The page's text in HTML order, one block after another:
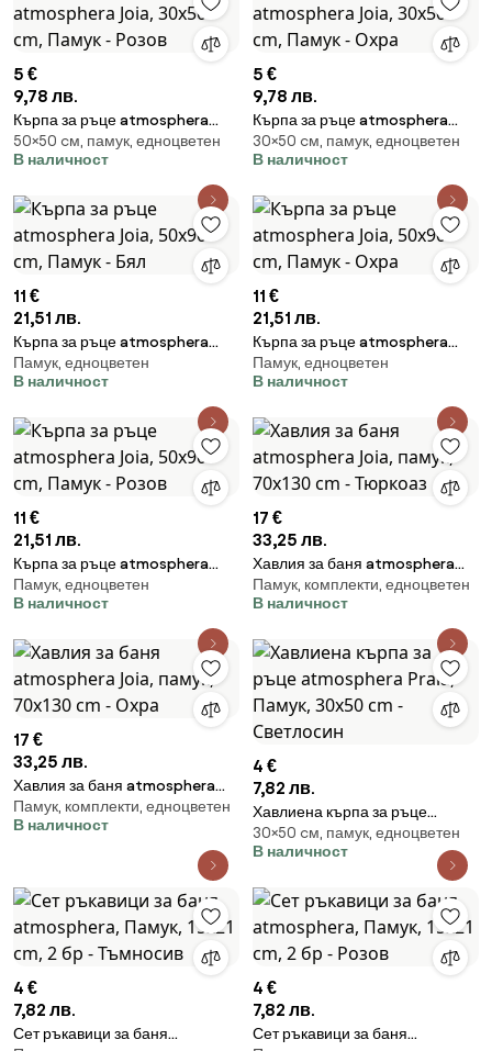
5 €
9,78 лв.
Кърпа за ръце atmosphera
Joia, 30x50 cm, Памук - Розов
50×50 cм, памук, едноцветен
В наличност
5 €
9,78 лв.
Кърпа за ръце atmosphera
Joia, 30x50 cm, Памук - Охра
30×50 cм, памук, едноцветен
В наличност
11 €
21,51 лв.
Кърпа за ръце atmosphera
Joia, 50x90 cm, Памук - Бял
Памук, едноцветен
В наличност
11 €
21,51 лв.
Кърпа за ръце atmosphera
Joia, 50x90 cm, Памук - Охра
Памук, едноцветен
В наличност
11 €
21,51 лв.
Кърпа за ръце atmosphera
Joia, 50x90 cm, Памук - Розов
Памук, едноцветен
В наличност
17 €
33,25 лв.
Хавлия за баня atmosphera
Joia, памук, 70x130 cm -
Тюркоаз
Памук, комплекти, едноцветен
В наличност
17 €
33,25 лв.
Хавлия за баня atmosphera
Joia, памук, 70x130 cm - Охра
Памук, комплекти, едноцветен
В наличност
4 €
7,82 лв.
Хавлиена кърпа за ръце
atmosphera Praia, Памук,
30x50 cm - Светлосин
30×50 cм, памук, едноцветен
В наличност
4 €
7,82 лв.
Сет ръкавици за баня
4 €
7,82 лв.
Сет ръкавици за баня